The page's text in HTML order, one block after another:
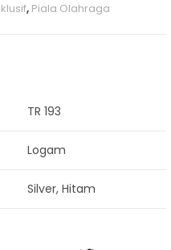
, Piala Olahraga
TR 193
Logam
Silver, Hitam